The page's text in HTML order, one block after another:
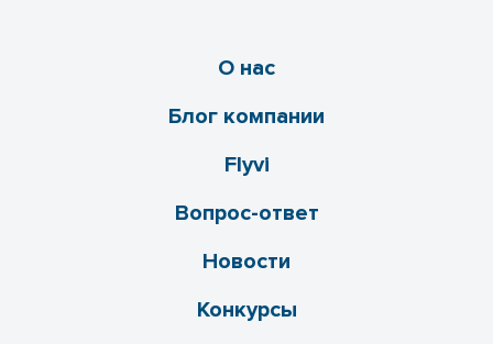
О нас
Блог компании
Flyvi
Вопрос-ответ
Новости
Конкурсы